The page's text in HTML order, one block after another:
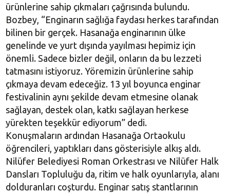
ürünlerine sahip çıkmaları çağrısında bulundu.
Bozbey, “Enginarın sağlığa faydası herkes tarafından
bilinen bir gerçek. Hasanağa enginarının ülke
genelinde ve yurt dışında yayılması hepimiz için
önemli. Sadece bizler değil, onların da bu lezzeti
tatmasını istiyoruz. Yöremizin ürünlerine sahip
çıkmaya devam edeceğiz. 13 yıl boyunca enginar
festivalinin aynı şekilde devam etmesine olanak
sağlayan, destek olan, katkı sağlayan herkese
yürekten teşekkür ediyorum” dedi.
Konuşmaların ardından Hasanağa Ortaokulu
öğrencileri, yaptıkları dans gösterisiyle alkış aldı.
Nilüfer Belediyesi Roman Orkestrası ve Nilüfer Halk
Dansları Topluluğu da, ritim ve halk oyunlarıyla, alanı
dolduranları coşturdu. Enginar satış stantlarının